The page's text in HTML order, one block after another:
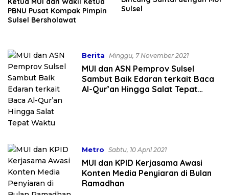
PBNU Pusat Kompak Pimpin
Sulsel Bersholawat
Sulsel
Berita Minggu, 7 November 2021
MUI dan ASN Pemprov Sulsel
Sambut Baik Edaran terkait Baca
Al-Qur’an Hingga Salat Tepat
Metro Sabtu, 10 April 2021
MUI dan KPID Kerjasama Awasi
Konten Media Penyiaran di Bulan
Ramadhan